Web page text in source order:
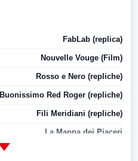
FabLab (replica)
Nouvelle Vouge (Film)
Rosso e Nero (repliche)
Buonissimo Red Roger (repliche)
Fili Meridiani (repliche)
La Mappa dei Piaceri